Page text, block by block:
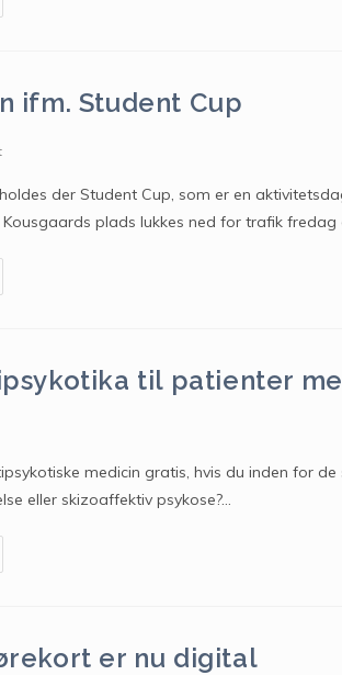
ifm. Student Cup
der Student Cup, som er en
plads lukkes ned for trafik fredag
til patienter
medicin gratis, hvis du inden for
eller skizoaffektiv psykose?…
er nu digital